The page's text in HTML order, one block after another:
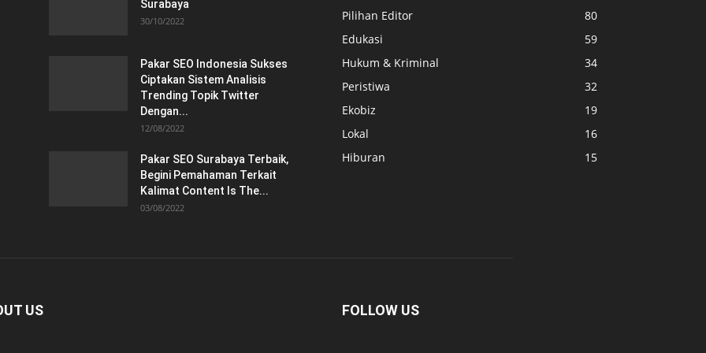
Surabaya
30/10/2022
Pakar SEO Indonesia Sukses
Ciptakan Sistem Analisis
Trending Topik Twitter
Dengan...
12/08/2022
Pakar SEO Surabaya Terbaik,
Begini Pemahaman Terkait
Kalimat Content Is The...
03/08/2022
Pilihan Editor
80
Edukasi
59
Hukum & Kriminal
34
Peristiwa
32
Ekobiz
19
Lokal
16
Hiburan
15
US FOLLOW US